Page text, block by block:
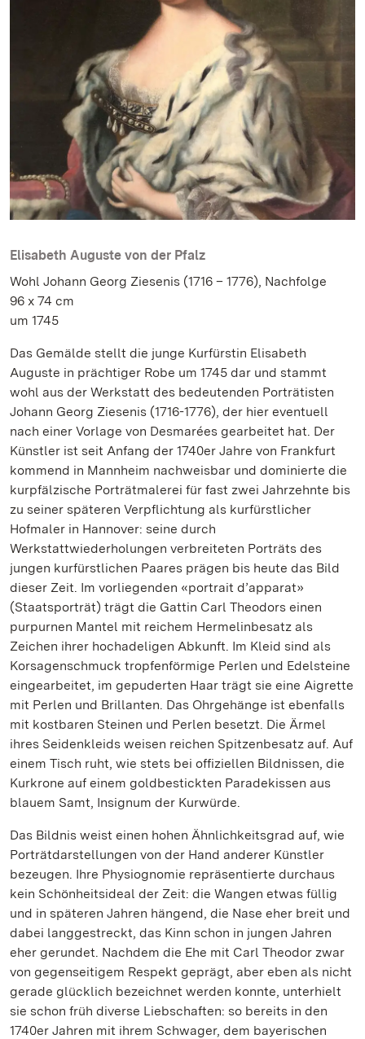
Elisabeth Auguste von der Pfalz
Wohl Johann Georg Ziesenis (1716 – 1776), Nachfolge
96 x 74 cm
um 1745
Das Gemälde stellt die junge Kurfürstin Elisabeth
Auguste in prächtiger Robe um 1745 dar und stammt
wohl aus der Werkstatt des bedeutenden Porträtisten
Johann Georg Ziesenis (1716-1776), der hier eventuell
nach einer Vorlage von Desmarées gearbeitet hat. Der
Künstler ist seit Anfang der 1740er Jahre von Frankfurt
kommend in Mannheim nachweisbar und dominierte die
kurpfälzische Porträtmalerei für fast zwei Jahrzehnte bis
zu seiner späteren Verpflichtung als kurfürstlicher
Hofmaler in Hannover: seine durch
Werkstattwiederholungen verbreiteten Porträts des
jungen kurfürstlichen Paares prägen bis heute das Bild
dieser Zeit. Im vorliegenden «portrait d’apparat»
(Staatsporträt) trägt die Gattin Carl Theodors einen
purpurnen Mantel mit reichem Hermelinbesatz als
Zeichen ihrer hochadeligen Abkunft. Im Kleid sind als
Korsagenschmuck tropfenförmige Perlen und Edelsteine
eingearbeitet, im gepuderten Haar trägt sie eine Aigrette
mit Perlen und Brillanten. Das Ohrgehänge ist ebenfalls
mit kostbaren Steinen und Perlen besetzt. Die Ärmel
ihres Seidenkleids weisen reichen Spitzenbesatz auf. Auf
einem Tisch ruht, wie stets bei offiziellen Bildnissen, die
Kurkrone auf einem goldbestickten Paradekissen aus
blauem Samt, Insignum der Kurwürde.
Das Bildnis weist einen hohen Ähnlichkeitsgrad auf, wie
Porträtdarstellungen von der Hand anderer Künstler
bezeugen. Ihre Physiognomie repräsentierte durchaus
kein Schönheitsideal der Zeit: die Wangen etwas füllig
und in späteren Jahren hängend, die Nase eher breit und
dabei langgestreckt, das Kinn schon in jungen Jahren
eher gerundet. Nachdem die Ehe mit Carl Theodor zwar
von gegenseitigem Respekt geprägt, aber eben als nicht
gerade glücklich bezeichnet werden konnte, unterhielt
sie schon früh diverse Liebschaften: so bereits in den
1740er Jahren mit ihrem Schwager, dem bayerischen